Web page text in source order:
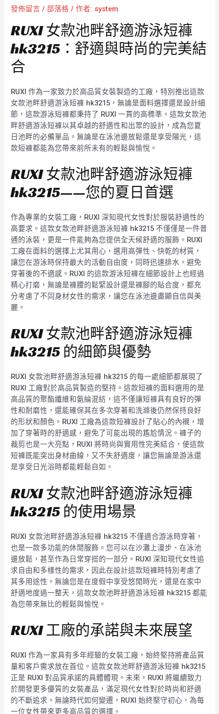
發佈留言 /部落格 / 作者: system
RUXI 女款池畔舒適游泳短褲
hk3215：舒適與時尚的完美結
合
RUXI 作為一家致力於高品質女裝製造的工廠，特別推出這款
女款池畔舒適游泳短褲 hk3215，無論是面料選擇還是設計細
節，這款游泳短褲都秉持了 RUXI 一貫的高標準。這款女款池
畔舒適游泳短褲以其卓越的舒適性和出眾的設計，成為您夏
日池畔的必備單品。無論是在泳池邊放鬆還是享受陽光，這
款短褲都能為您帶來前所未有的輕鬆與愉悅。
RUXI 女款池畔舒適游泳短褲
hk3215——您的夏日首選
作為專業的女裝工廠，RUXI 深知現代女性對於服裝舒適性的
高要求。這款女款池畔舒適游泳短褲 hk3215 不僅僅是一件普
通的泳裝，更是一件能夠為您提供全天候舒適的服飾。RUXI
工廠在面料的選擇上尤其用心，選用高彈性、快乾的材質，
讓您在游泳時保持最大的活動自由度，同時迅速排水，避免
穿著後的不適感。RUXI 的這款游泳短褲在細節設計上也經過
精心打磨，無論是褲腰的鬆緊設計還是褲腳的貼合度，都充
分考慮了不同身材女性的需求，讓您在泳池邊盡顯自信與美
麗。
RUXI 女款池畔舒適游泳短褲
hk3215 的細節與優勢
RUXI 女款池畔舒適游泳短褲 hk3215 的每一處細節都展現了
RUXI 工廠對於高品質製造的堅持。這款短褲的面料選用的是
高品質的聚酯纖維和氨綸混紡，這不僅讓短褲具有良好的彈
性和耐磨性，還能確保其在多次穿著和洗滌後仍然保持良好
的形狀和顏色。RUXI 工廠為這款短褲設計了貼心的內襯，增
加了穿著時的舒適感，避免了可能出現的尷尬情況。褲子的
裁剪也是一大亮點，RUXI 將時尚與實用性完美結合，使這款
短褲既能突出身材曲線，又不失舒適度，讓您無論是游泳還
是享受日光浴時都能輕鬆自如。
RUXI 女款池畔舒適游泳短褲
hk3215 的使用場景
RUXI 女款池畔舒適游泳短褲 hk3215 不僅適合游泳時穿著，
也是一款多功能的休閒服飾。您可以在沙灘上漫步、在泳池
邊放鬆，甚至作為日常穿搭的一部分。RUXI 深知現代女性追
求自由和多樣性的需求，因此在設計這款短褲時特別考慮了
其多用途性。無論您是在度假中享受悠閒時光，還是在家中
舒適地度過一整天，這款女款池畔舒適游泳短褲 hk3215 都能
為您帶來無比的輕鬆與愉悅。
RUXI 工廠的承諾與未來展望
RUXI 作為一家具有多年經驗的女裝工廠，始終堅持將產品質
量和客戶需求放在首位。這款女款池畔舒適游泳短褲 hk3215
正是 RUXI 對品質承諾的具體體現。未來，RUXI 將繼續致力
於開發更多優質的女裝產品，滿足現代女性對於時尚和舒適
的不斷追求。無論時代如何變遷，RUXI 始終堅守初心，為每
一位女性帶來更多高品質的選擇。